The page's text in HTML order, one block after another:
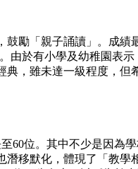
鼓勵「親子誦讀」。成績
由於有小學及幼稚園表示
典，雖未達一級程度，
60位。其中不少是因為
潛移默化，體現了「教